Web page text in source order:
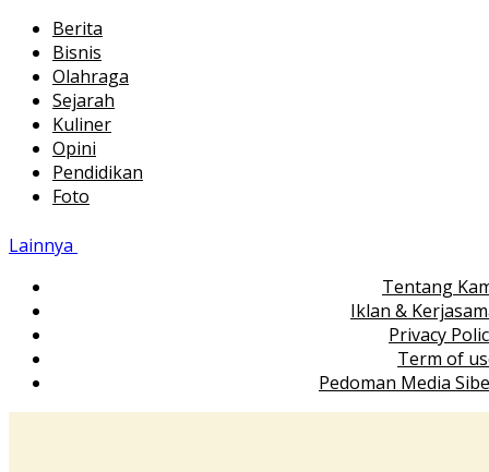
Berita
Bisnis
Olahraga
Sejarah
Kuliner
Opini
Pendidikan
Foto
Lainnya
Tentang
Iklan &
Privacy
Term of
Pedoman Media